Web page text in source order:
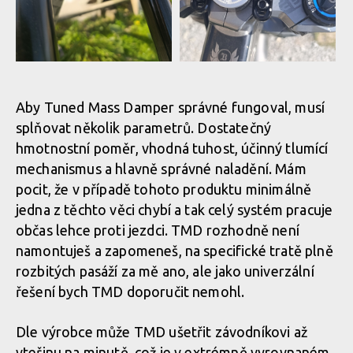
například HeadLock systémem od Shaman Racing
Před samotnou montáží TMD je třeba odstranit ježka a pokud
TMD použít nechcete, tak buď narazit ježka zpět, nebo využít
například HeadLock systémem od Shaman Racing
Před samotnou montáží TMD je třeba odstranit ježka a pokud
TMD použít nechcete, tak buď narazit ježka zpět, nebo využít
A zespod
A zespod
A zespod
A zespod
shora
Rimpact Tuned Mass Damper
prozrazuje pouze víčko
shora
Rimpact Tuned Mass Damper
Aby Tuned Mass Damper správné fungoval, musí
splňovat několik parametrů. Dostatečný
hmotnostní poměr, vhodná tuhost, účinný tlumící
mechanismus a hlavně správné naladění. Mám
pocit, že v případě tohoto produktu minimálně
jedna z těchto věci chybí a tak celý systém pracuje
občas lehce proti jezdci. TMD rozhodně není
namontuješ a zapomeneš, na specifické tratě plně
rozbitých pasáží za mě ano, ale jako univerzální
řešení bych TMD doporučit nemohl.
Dle výrobce může TMD ušetřit závodníkovi až